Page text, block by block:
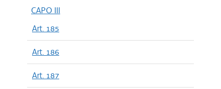
CAPO III
Art. 185
Art. 186
Art. 187